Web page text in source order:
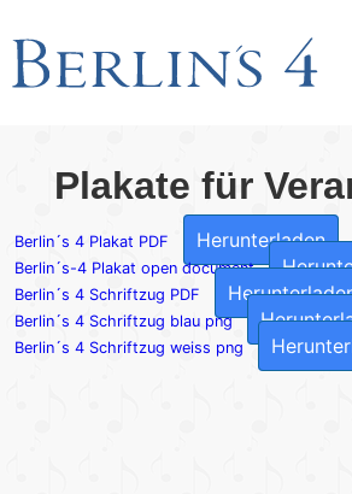
Zum
Inhalt
Plakate für
Berlin´s 4 Plakat PDF Herunterladen
Berlin´s-4 Plakat open document
Berlin´s 4 Schriftzug PDF
Berlin´s 4 Schriftzug blau png
Berlin´s 4 Schriftzug weiss png